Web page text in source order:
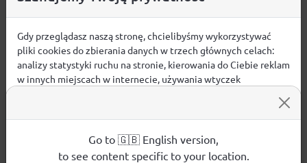
Pytania i odpowiedzi
ZADAJ PYTANIE
Gdy przeglądasz naszą stronę, chcielibyśmy wykorzystywać
pliki cookies do zbierania danych w trzech głównych celach:
analizy statystyki ruchu na stronie, kierowania do Ciebie reklam
w innych miejscach w internecie, używania wtyczek
używanych plików cookies.
Aby dowiedzieć się więcej o plikach cookie i tym, jak
wykorzystujemy Twoje dane, odwiedź naszą Polityką
Go to 🇬🇧 English version,
to see content specific to your location.